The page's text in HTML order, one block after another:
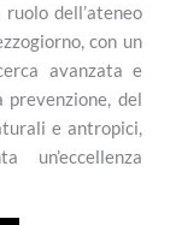
dell’ateneo
con un
avanzata e
del
e antropici,